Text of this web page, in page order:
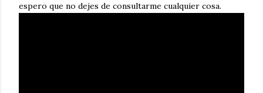
espero que no dejes de consultarme cualquier cosa.